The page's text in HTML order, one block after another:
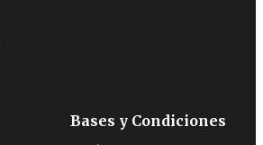
Bases y Condiciones